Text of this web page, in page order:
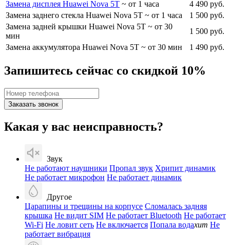
Замена дисплея Huawei Nova 5T ~ от 1 часа
4 490 руб.
Замена заднего стекла Huawei Nova 5T ~ от 1 часа
1 500 руб.
Замена задней крышки Huawei Nova 5T ~ от 30
мин
1 500 руб.
Замена аккумулятора Huawei Nova 5T ~ от 30 мин 1 490 руб.
Запишитесь сейчас со скидкой 10%
Заказать звонок
Какая у вас неисправность?
Звук
Не работают наушники Пропал звук Хрипит динамик
Не работает микрофон Не работает динамик
Другое
Царапины и трещины на корпусе Сломалась задняя
крышка Не видит SIM Не работает Bluetooth Не работает
Wi-Fi Не ловит сеть Не включается Попала водахит Не
работает вибрация